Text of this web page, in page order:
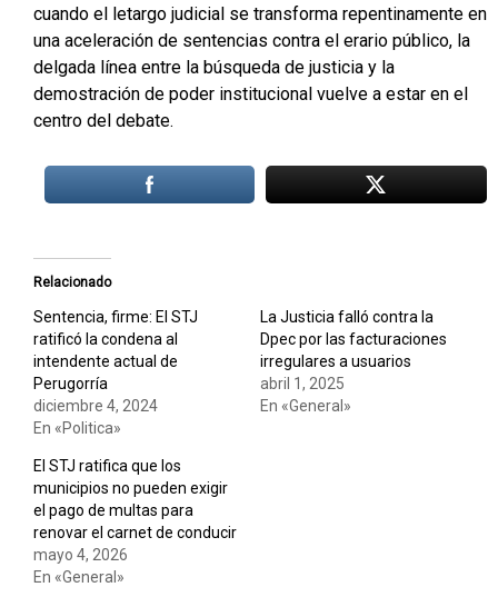
cuando el letargo judicial se transforma repentinamente en
una aceleración de sentencias contra el erario público, la
delgada línea entre la búsqueda de justicia y la
demostración de poder institucional vuelve a estar en el
centro del debate.
Relacionado
Sentencia, firme: El STJ
ratificó la condena al
intendente actual de
Perugorría
diciembre 4, 2024
En «Politica»
La Justicia falló contra la
Dpec por las facturaciones
irregulares a usuarios
abril 1, 2025
En «General»
El STJ ratifica que los
municipios no pueden exigir
el pago de multas para
renovar el carnet de conducir
mayo 4, 2026
En «General»